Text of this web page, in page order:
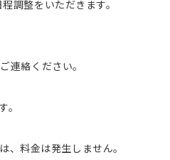
調整をいただきます。
連絡ください。
。
料金は発生しません。